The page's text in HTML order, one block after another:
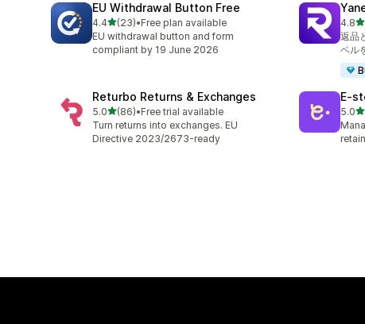
EU Withdrawal Button Free
4.45つ星中
(23)
合計レビュー数：23件
•Free plan available
EU withdrawal button and form
compliant by 19 June 2026
4.85
合計
返品
ベル
Returbo Returns & Exchanges
5.05つ星中
(86)
合計レビュー数：86件
•Free trial available
Turn returns into exchanges. EU
Directive 2023/2673-ready
5.05
合計